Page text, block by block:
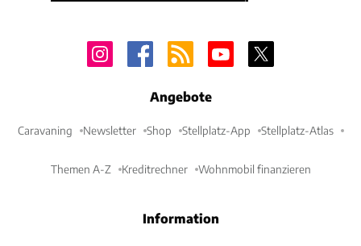
Angebote
Caravaning Newsletter Shop Stellplatz-App Stellplatz-Atlas
Themen A-Z Kreditrechner Wohnmobil finanzieren
Information